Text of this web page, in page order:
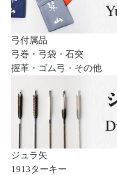
弓付属品
弓巻・弓袋・石突
握革・ゴム弓・その他
ジュラ矢
1913ターキー